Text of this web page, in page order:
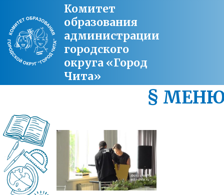
Комитет
образования
администрации
городского
округа «Город
Чита»
§